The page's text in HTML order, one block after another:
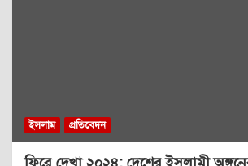
ইসলাম প্রতিবেদন